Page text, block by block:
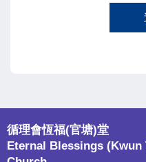
循理會恆福(官塘)堂
Eternal Blessings (Kwun